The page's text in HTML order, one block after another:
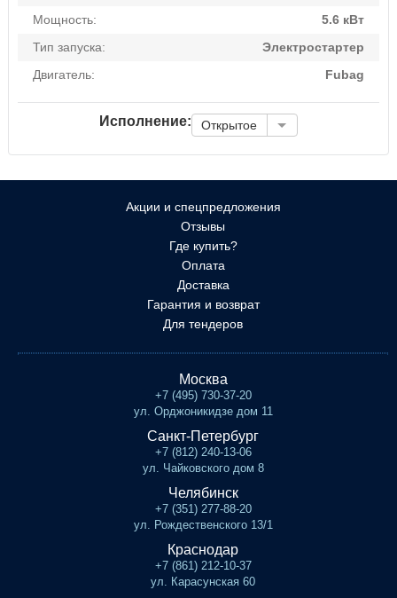
Мощность:
5.6 кВт
Тип запуска:
Электростартер
Двигатель:
Fubag
Исполнение: Открытое
Акции и спецпредложения
Отзывы
Где купить?
Оплата
Доставка
Гарантия и возврат
Для тендеров
Москва
+7 (495) 730-37-20
ул. Орджоникидзе дом 11
Санкт-Петербург
+7 (812) 240-13-06
ул. Чайковского дом 8
Челябинск
+7 (351) 277-88-20
ул. Рождественского 13/1
Краснодар
+7 (861) 212-10-37
ул. Карасунская 60